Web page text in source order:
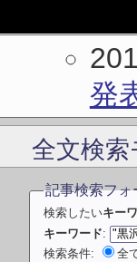
発
全文検索
記事検索フォ
検索したいキー
キーワード:
検索条件:
全